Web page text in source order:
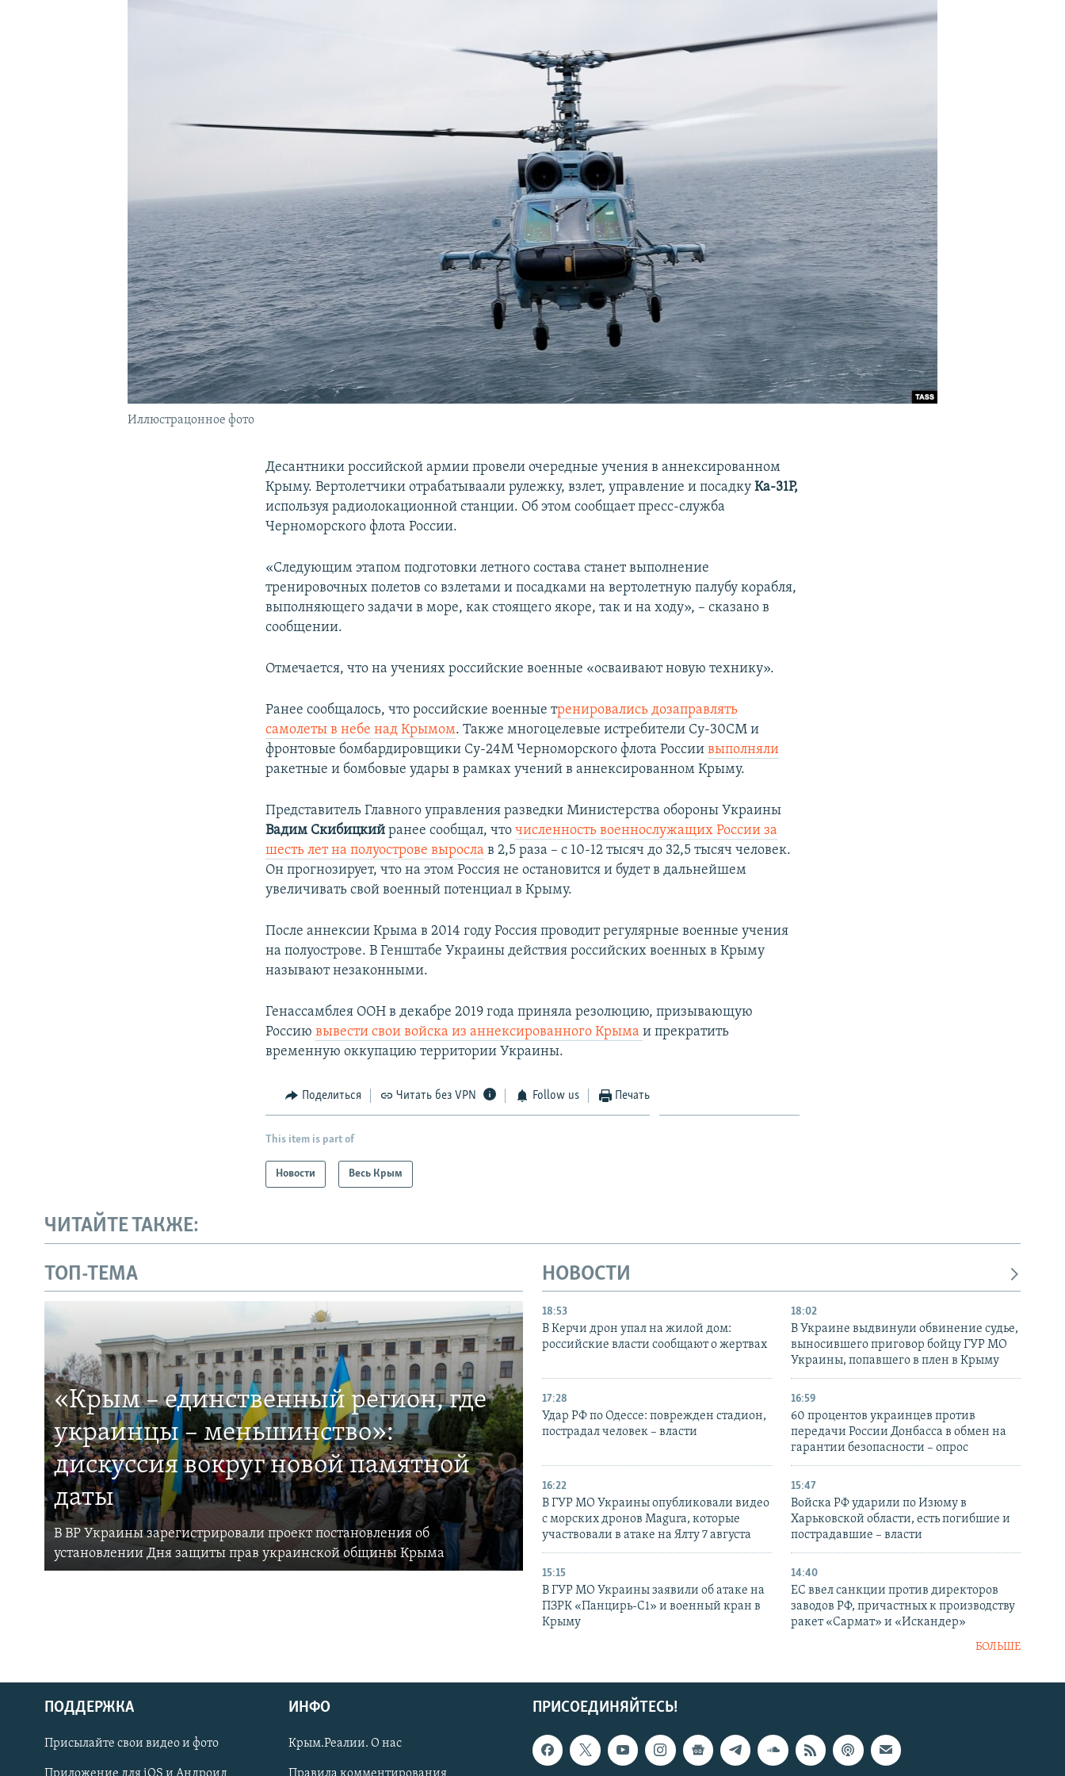
Українською
Qırımtatar
Иллюстрацонное фото
Десантники российской армии провели очередные учения в аннексированном
Крыму. Вертолетчики отрабатываали рулежку, взлет, управление и посадку Ка-31Р,
используя радиолокационной станции. Об этом сообщает пресс-служба
Черноморского флота России.
«Следующим этапом подготовки летного состава станет выполнение
тренировочных полетов со взлетами и посадками на вертолетную палубу корабля,
выполняющего задачи в море, как стоящего якоре, так и на ходу», – сказано в
сообщении.
Отмечается, что на учениях российские военные «осваивают новую технику».
Ранее сообщалось, что российские военные тренировались дозаправлять
самолеты в небе над Крымом. Также многоцелевые истребители Су-30СМ и
фронтовые бомбардировщики Су-24М Черноморского флота Россиивыполняли
ракетные и бомбовые удары в рамках учений в аннексированном Крыму.
Представитель Главного управления разведки Министерства обороны Украины
Вадим Скибицкий ранее сообщал, чточисленность военнослужащих России за
шесть лет на полуострове выросла в 2,5 раза – с 10-12 тысяч до 32,5 тысяч человек.
Он прогнозирует, что на этом Россия не остановится и будет в дальнейшем
увеличивать свой военный потенциал в Крыму.​
После аннексии Крыма в 2014 году Россия проводит регулярные военные учения
на полуострове. В Генштабе Украины действия российских военных в Крыму
называют незаконными.
Генассамблея ООН в декабре 2019 года приняла резолюцию, призывающую
Россиювывести свои войска из аннексированного Крымаи прекратить
временную оккупацию территории Украины.
Поделиться Читать без VPN Follow us Печать
This item is part of
Новости Весь Крым
ЧИТАЙТЕ ТАКЖЕ:
ТОП-ТЕМА
«Крым – единственный регион, где
украинцы – меньшинство»:
дискуссия вокруг новой памятной
даты
В ВР Украины зарегистрировали проект постановления об
установлении Дня защиты прав украинской общины Крыма
НОВОСТИ
18:53
В Керчи дрон упал на жилой дом:
российские власти сообщают о жертвах
18:02
В Украине выдвинули обвинение судье,
выносившего приговор бойцу ГУР МО
Украины, попавшего в плен в Крыму
17:28
Удар РФ по Одессе: поврежден стадион,
пострадал человек – власти
16:59
60 процентов украинцев против
передачи России Донбасса в обмен на
гарантии безопасности – опрос
16:22
В ГУР МО Украины опубликовали видео
с морских дронов Magura, которые
участвовали в атаке на Ялту 7 августа
15:47
Войска РФ ударили по Изюму в
Харьковской области, есть погибшие и
пострадавшие – власти
15:15
В ГУР МО Украины заявили об атаке на
ПЗРК «Панцирь-С1» и военный кран в
Крыму
14:40
ЕС ввел санкции против директоров
заводов РФ, причастных к производству
ракет «Сармат» и «Искандер»
БОЛЬШЕ
ПРИСОЕДИНЯЙТЕСЬ!
ПОДДЕРЖКА
Присылайте свои видео и фото
ИНФО
Крым.Реалии. О нас